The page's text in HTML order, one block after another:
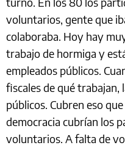
voluntarios, gente que
colaboraba. Hoy hay
trabajo de hormiga y
empleados públicos.
fiscales de qué trabajan,
públicos. Cubren eso
democracia cubrían los
voluntarios. A falta de